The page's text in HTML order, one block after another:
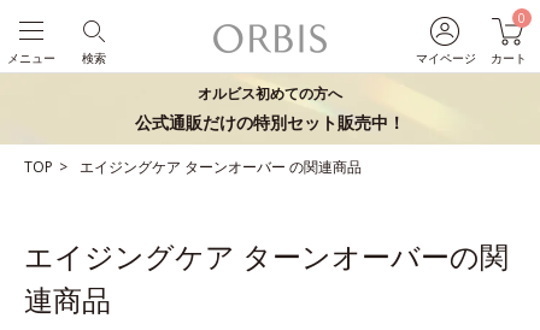
マイページ
0
カート
検索
メニュー
オルビス初めての方へ
公式通販だけの特別セット販売中！
TOP エイジングケア ターンオーバー の関連商品
エイジングケア ターンオーバーの関
連商品